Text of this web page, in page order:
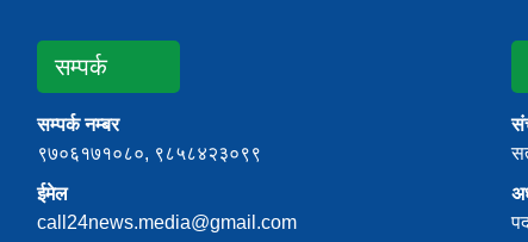
सम्पर्क
सम्पर्क नम्बर
९७०६१७१०८०, ९८५८४२३०९९
ईमेल
call24news.media@gmail.com